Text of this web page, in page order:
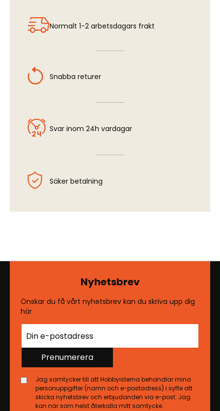
Normalt 1-2 arbetsdagars frakt
Snabba returer
Svar inom 24h vardagar
Säker betalning
Nyhetsbrev
Önskar du få vårt nyhetsbrev kan du skriva upp dig
här
Prenumerera
Jag samtycker till att Hobbyisterna behandlar mina
personuppgifter (namn och e-postadress) i syfte att
skicka nyhetsbrev och erbjudanden via e-post. Jag
kan när som helst återkalla mitt samtycke.